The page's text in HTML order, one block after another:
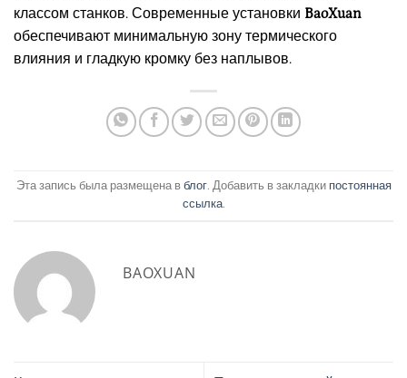
классом станков. Современные установки BaoXuan
обеспечивают минимальную зону термического
влияния и гладкую кромку без наплывов.
Эта запись была размещена в блог. Добавить в закладки постоянная
ссылка.
BAOXUAN